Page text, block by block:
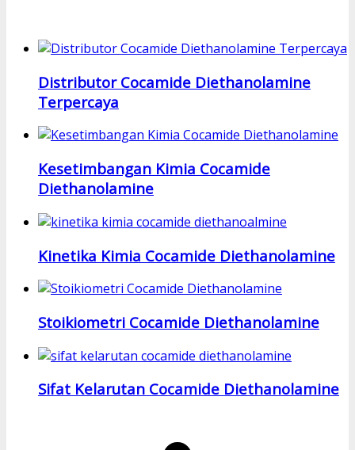
Distributor Cocamide Diethanolamine
Terpercaya
Kesetimbangan Kimia Cocamide
Diethanolamine
Kinetika Kimia Cocamide Diethanolamine
Stoikiometri Cocamide Diethanolamine
Sifat Kelarutan Cocamide Diethanolamine